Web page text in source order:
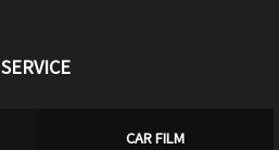
SERVICE
CAR FILM